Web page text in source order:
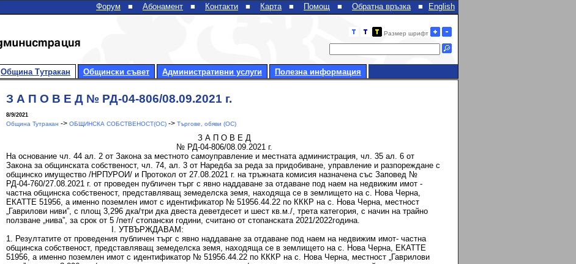
English
Форум ■ Абонамент ■ Контакти ■ Карта ■ Помощ ■ Обратна връзка ■
Размер шрифт
Община Тутракан Общински съвет Административни услуги Полезна информация
З А П О В Е Д № РД-04-806/08.09.2021 г.
8/9/2021
Община Тутракан -> ОБЩИНСКА СОБСТВЕНОСТ(ОС) -> Търгове, обяви (ОС)
З А П О В Е Д
№ РД-04-806/08.09.2021 г.
На основание чл. 44 ал. 2 от Закона за местното самоуправление и местната администрация, чл. 35 ал. 6 от
Закона за общинската собственост, чл. 74, ал. 3 от Наредба за реда за придобиване, управление и разпореждане с
общинско имущество /НРПУРОИ/ и Протокол от 27.08.2021 г. на тръжната комисия назначена със Заповед №
РД-04-760/27.08.2021 г. от проведен публичен търг с явно наддаване за отдаване под наем на недвижим имот -
частна общинска собственост, представляващ земеделска земя, находяща се в землището на с. Нова Черна,
ЕКАТТЕ 51956, а именно поземлен имот с идентификатор № 51956.44.22 по КККР на с. Нова Черна, местност
„Гаврилови ниви”, с площ 3,296 дка/три дка двеста деветдесет и шест кв.м./, трета категория, с начин на трайно
ползване „нива”, за срок от 5 /пет/ стопански години, считано от стопанската 2021/2022година.
І. УТВЪРЖДАВАМ:
1. Резултатите от проведения публичен търг с явно наддаване за отдаване под наем на недвижим имот- частна
общинска собственост, представляващ земеделска земя, находяща се в землището на с. Нова Черна, ЕКАТТЕ
51956, а именно поземлен имот с идентификатор № 51956.44.22 по КККР на с. Нова Черна, местност „Гаврилови